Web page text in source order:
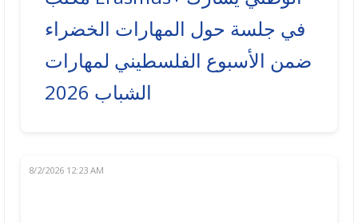
في جلسة حول المهارات الخضراء
ضمن الأسبوع الفلسطيني لمهارات
الشباب 2026
8/2/2026 12:23 AM